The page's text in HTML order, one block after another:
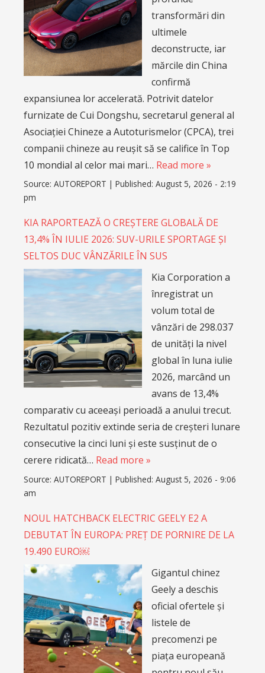
transformări din
ultimele
deconstructe, iar
mărcile din China
confirmă
expansiunea lor accelerată. Potrivit datelor
furnizate de Cui Dongshu, secretarul general al
Asociației Chineze a Autoturismelor (CPCA), trei
companii chineze au reușit să se califice în Top
10 mondial al celor mai mari… Read more »
Source: AUTOREPORT | Published: August 5, 2026 - 2:19
pm
KIA RAPORTEAZĂ O CREȘTERE GLOBALĂ DE
13,4% ÎN IULIE 2026: SUV-URILE SPORTAGE ȘI
SELTOS DUC VÂNZĂRILE ÎN SUS
Kia Corporation a
înregistrat un
volum total de
vânzări de 298.037
de unități la nivel
global în luna iulie
2026, marcând un
avans de 13,4%
comparativ cu aceeași perioadă a anului trecut.
Rezultatul pozitiv extinde seria de creșteri lunare
consecutive la cinci luni și este susținut de o
cerere ridicată… Read more »
Source: AUTOREPORT | Published: August 5, 2026 - 9:06
am
NOUL HATCHBACK ELECTRIC GEELY E2 A
DEBUTAT ÎN EUROPA: PREȚ DE PORNIRE DE LA
19.490 EURO￼
Gigantul chinez
Geely a deschis
oficial ofertele și
listele de
precomenzi pe
piața europeană